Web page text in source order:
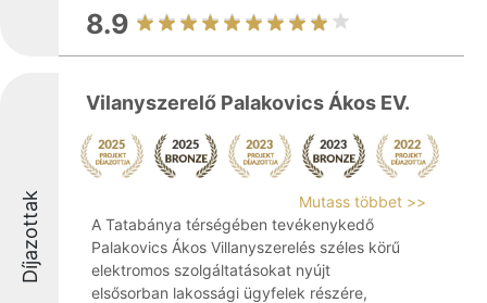
8.9
Díjazottak
Vilanyszerelő Palakovics Ákos EV.
Mutass többet >>
A Tatabánya térségében tevékenykedő
Palakovics Ákos Villanyszerelés széles körű
elektromos szolgáltatásokat nyújt
elsősorban lakossági ügyfelek részére,